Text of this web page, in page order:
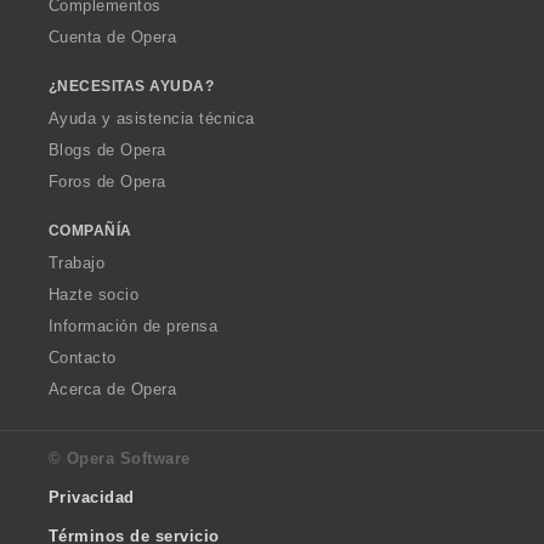
Complementos
Cuenta de Opera
¿NECESITAS AYUDA?
Ayuda y asistencia técnica
Blogs de Opera
Foros de Opera
COMPAÑÍA
Trabajo
Hazte socio
Información de prensa
Contacto
Acerca de Opera
© Opera Software
Privacidad
Términos de servicio